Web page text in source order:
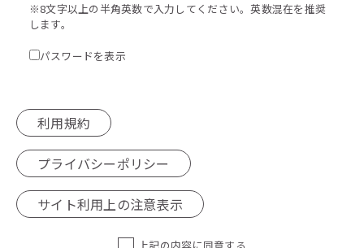
※8文字以上の半角英数で入力してください。英数混在を推奨
します。
パスワードを表示
利用規約
プライバシーポリシー
サイト利用上の注意表示